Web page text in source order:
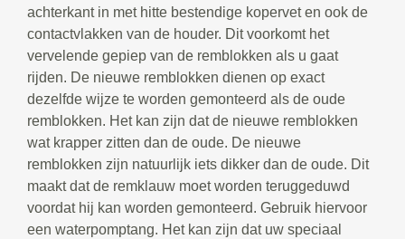
achterkant in met hitte bestendige kopervet en ook de
contactvlakken van de houder. Dit voorkomt het
vervelende gepiep van de remblokken als u gaat
rijden. De nieuwe remblokken dienen op exact
dezelfde wijze te worden gemonteerd als de oude
remblokken. Het kan zijn dat de nieuwe remblokken
wat krapper zitten dan de oude. De nieuwe
remblokken zijn natuurlijk iets dikker dan de oude. Dit
maakt dat de remklauw moet worden teruggeduwd
voordat hij kan worden gemonteerd. Gebruik hiervoor
een waterpomptang. Het kan zijn dat uw speciaal